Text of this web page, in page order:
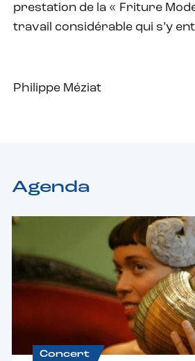
prestation de la « Friture
travail considérable qui s’y
Philippe Méziat
Agenda
Concert